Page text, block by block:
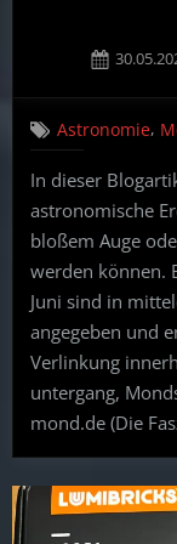
Posted
Astronomie,
In dieser
astronomische
bloßem Auge
werden können.
Juni sind in
angegeben und
Verlinkung
untergang,
mond.de (Die